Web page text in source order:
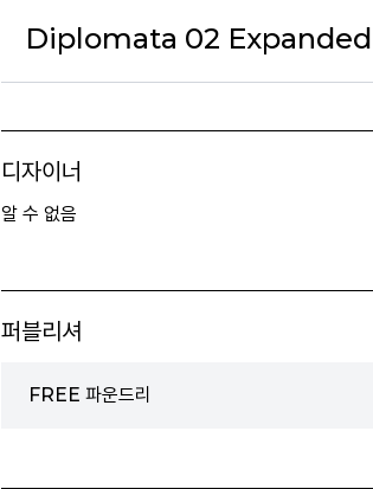
Diplomata 02 Expanded
디자이너
알 수 없음
퍼블리셔
FREE 파운드리